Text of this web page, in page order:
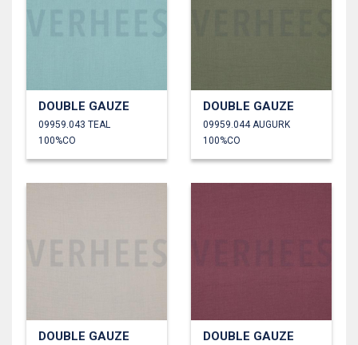
DOUBLE GAUZE
09959.043 TEAL
100%CO
DOUBLE GAUZE
09959.044 AUGURK
100%CO
DOUBLE GAUZE DOUBLE GAUZE